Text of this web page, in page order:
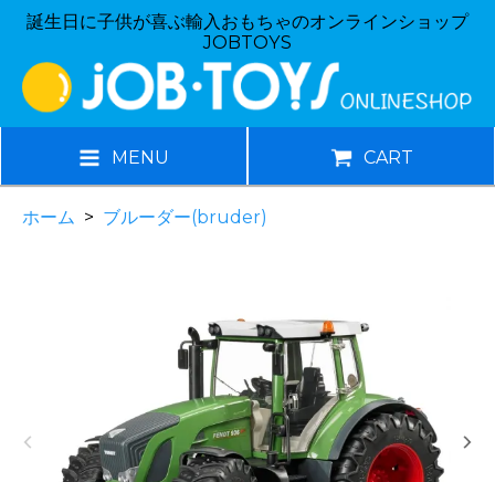
誕生日に子供が喜ぶ輸入おもちゃのオンラインショップ
JOBTOYS
MENU CART
ホーム > ブルーダー(bruder)